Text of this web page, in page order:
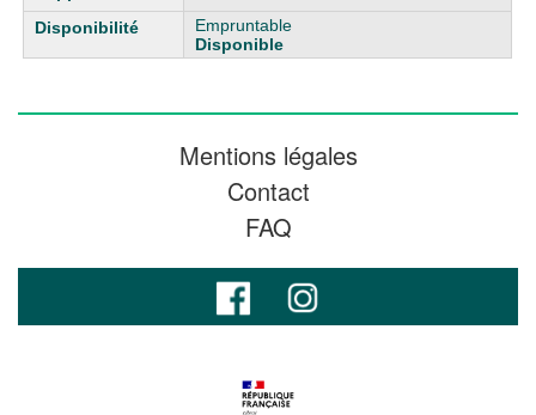
Empruntable
Disponible
Mentions légales
Contact
FAQ